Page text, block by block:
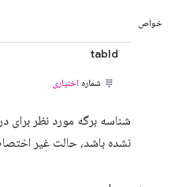
خواص
tabId
شماره اختیاری
شناسه برگه مورد نظر
نشده باشد، حالت غیر